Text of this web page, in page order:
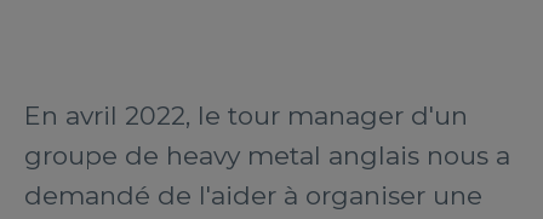
En avril 2022, le tour manager d'un
groupe de heavy metal anglais nous a
demandé de l'aider à organiser une